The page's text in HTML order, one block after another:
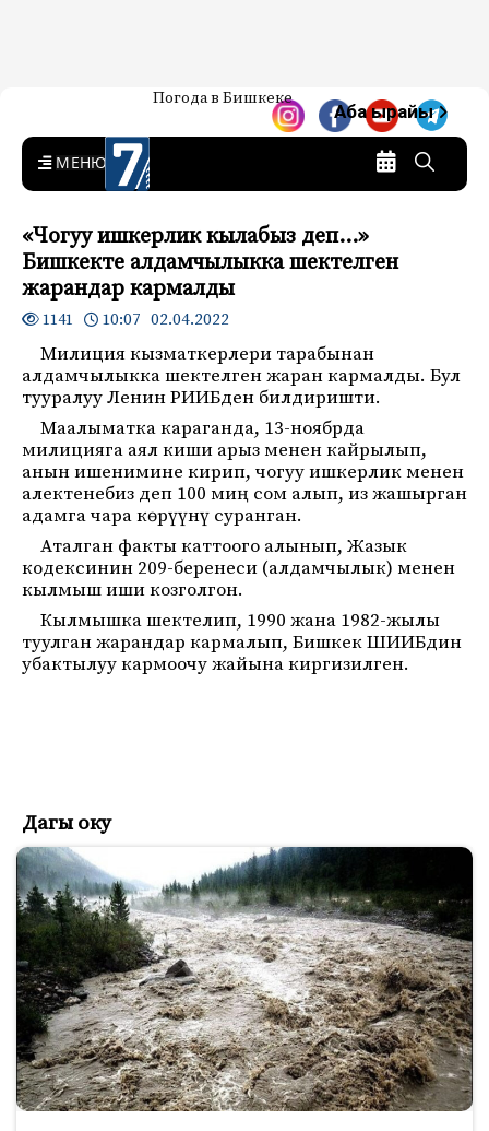
7-канал. Жаңылыктар —
Кыргызстан
Жаңылыктар — Кыргызстан
Погода в Бишкеке
Аба ырайы
MENU
«Чогуу ишкерлик кылабыз деп…»
Бишкекте алдамчылыкка шектелген
жарандар кармалды
1141 10:07 02.04.2022
Милиция кызматкерлери тарабынан
алдамчылыкка шектелген жаран кармалды. Бул
тууралуу Ленин РИИБден билдиришти.
Маалыматка караганда, 13-ноябрда
милицияга аял киши арыз менен кайрылып,
анын ишенимине кирип, чогуу ишкерлик менен
алектенебиз деп 100 миң сом алып, из жашырган
адамга чара көрүүнү суранган.
Аталган факты каттоого алынып, Жазык
кодексинин 209-беренеси (алдамчылык) менен
кылмыш иши козголгон.
Кылмышка шектелип, 1990 жана 1982-жылы
туулган жарандар кармалып, Бишкек ШИИБдин
убактылуу кармоочу жайына киргизилген.
Дагы оку